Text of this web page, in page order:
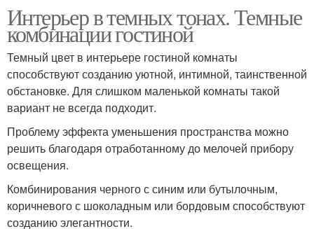
Интерьер в темных тонах. Темные
комбинации гостиной
Темный цвет в интерьере гостиной комнаты
способствуют созданию уютной, интимной, таинственной
обстановке. Для слишком маленькой комнаты такой
вариант не всегда подходит.
Проблему эффекта уменьшения пространства можно
решить благодаря отработанному до мелочей прибору
освещения.
Комбинирования черного с синим или бутылочным,
коричневого с шоколадным или бордовым способствуют
созданию элегантности.